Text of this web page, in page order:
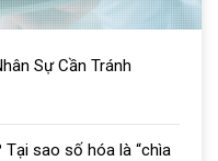
Sự Cần Tránh
sao số hóa là “chìa